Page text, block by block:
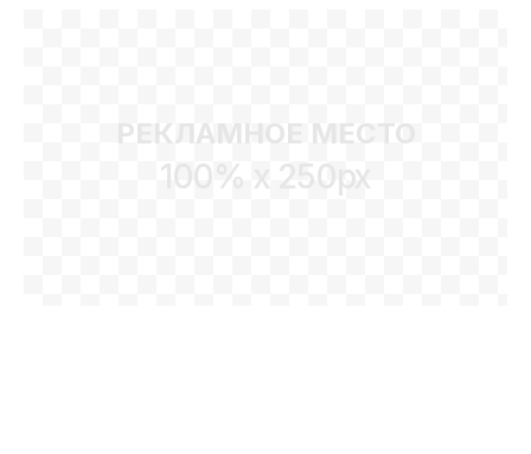
РЕКЛАМНОЕ МЕСТО
100% x 250px